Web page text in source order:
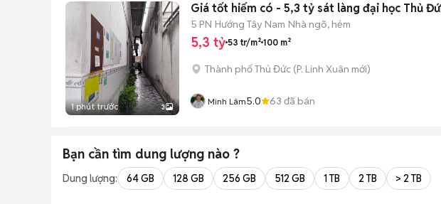
1 phút trước 3
Giá tốt hiếm có - 5,3 tỷ sát làng đại học Thủ
5 PN Hướng Tây Nam Nhà ngõ, hẻm
5,3 tỷ 53 tr/m² 100 m²
Thành phố Thủ Đức (P. Linh Xuân mới)
Minh Lâm5.0 63 đã bán
Bạn cần tìm dung lượng nào ?
Dung lượng: 64 GB 128 GB 256 GB 512 GB 1 TB 2 TB > 2 TB